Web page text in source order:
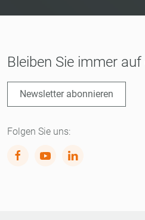
Bleiben Sie immer
Newsletter abonnieren
Folgen Sie uns: